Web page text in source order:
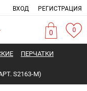
ВХОД РЕГИСТРАЦИЯ
0 0
ПЕРЧАТКИ
S2163-M)